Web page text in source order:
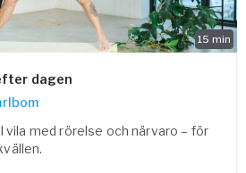
15 min
dagen
med rörelse och närvaro – för